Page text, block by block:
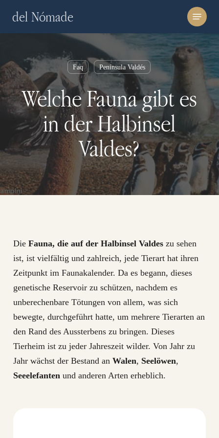
del Nómade Menu
Faq Península Valdés
Welche Fauna gibt es
in der Halbinsel
Valdes?
Die Fauna, die auf der Halbinsel Valdeszu sehen
ist, ist vielfältig und zahlreich, jede Tierart hat ihren
Zeitpunkt im Faunakalender. Da es begann, dieses
genetische Reservoir zu schützen, nachdem es
unberechenbare Tötungen von allem, was sich
bewegte, durchgeführt hatte, um mehrere Tierarten an
den Rand des Aussterbens zu bringen. Dieses
Tierheim ist zu jeder Jahreszeit wilder. Von Jahr zu
Jahr wächst der Bestand an Walen, Seelöwen,
Seeelefantenund anderen Arten erheblich.